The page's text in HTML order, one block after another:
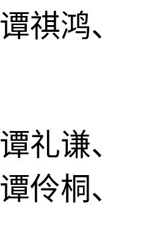
祺鸿、
礼谦、
伶桐、